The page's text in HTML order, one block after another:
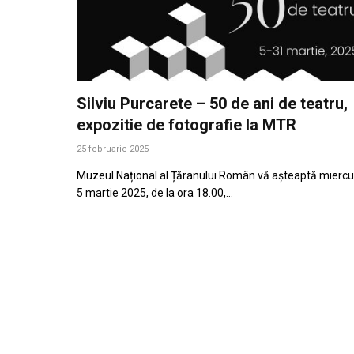
Silviu Purcarete – 50 de ani de teatru,
expozitie de fotografie la MTR
25 februarie 2025
Muzeul Național al Țăranului Român vă așteaptă
5 martie 2025, de la ora 18.00,…